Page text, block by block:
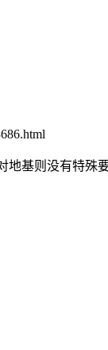
基则没有特殊